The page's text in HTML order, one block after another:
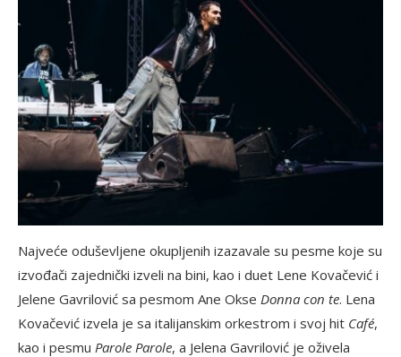
Najveće oduševljene okupljenih izazavale su pesme koje su
izvođači zajednički izveli na bini, kao i duet Lene Kovačević i
Jelene Gavrilović sa pesmom Ane Okse Donna con te. Lena
Kovačević izvela je sa italijanskim orkestrom i svoj hit Café,
kao i pesmu Parole Parole, a Jelena Gavrilović je oživela